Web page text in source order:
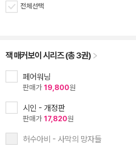
전체선택
잭 매커보이 시리즈 (총 3권)
페어워닝
판매가 19,800원
시인 - 개정판
판매가 17,820원
허수아비 - 사막의 망자들